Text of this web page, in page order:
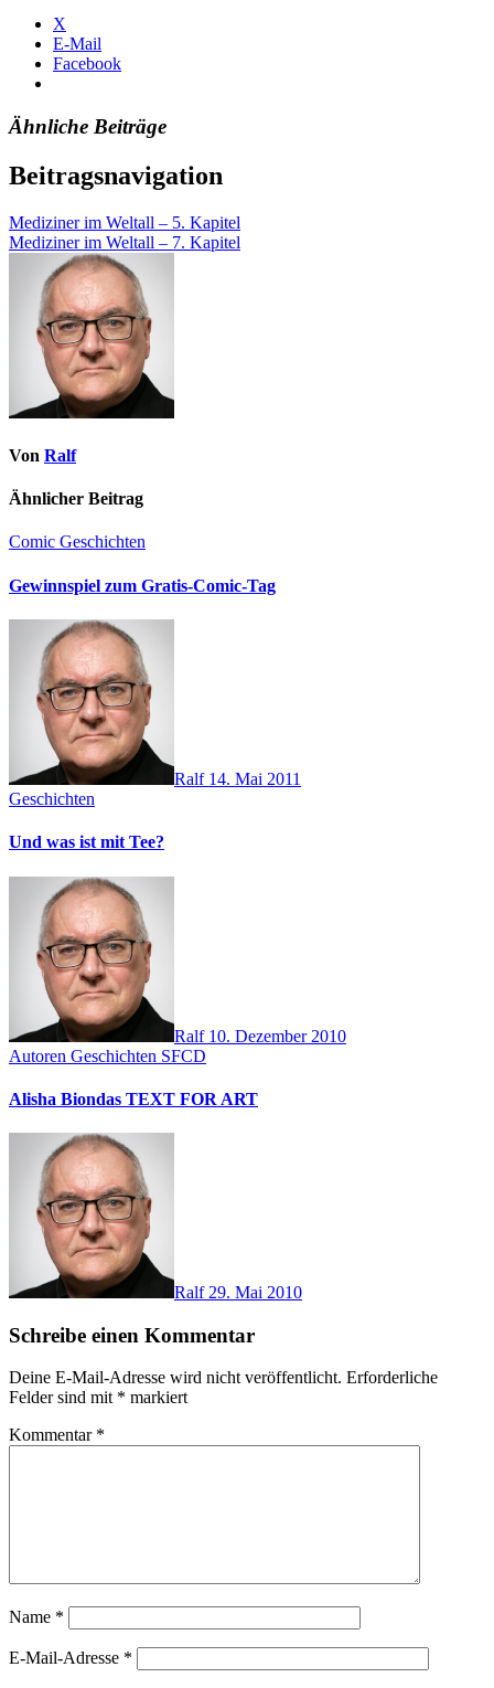
X
E-Mail
Facebook
Ähnliche Beiträge
Beitragsnavigation
Mediziner im Weltall – 5. Kapitel
Mediziner im Weltall – 7. Kapitel
Von Ralf
Ähnlicher Beitrag
Comic Geschichten
Gewinnspiel zum Gratis-Comic-Tag
Ralf 14. Mai 2011
Geschichten
Und was ist mit Tee?
Ralf 10. Dezember 2010
Autoren Geschichten SFCD
Alisha Biondas TEXT FOR ART
Ralf 29. Mai 2010
Schreibe einen Kommentar
Deine E-Mail-Adresse wird nicht veröffentlicht. Erforderliche
Felder sind mit * markiert
Kommentar *
Name *
E-Mail-Adresse *